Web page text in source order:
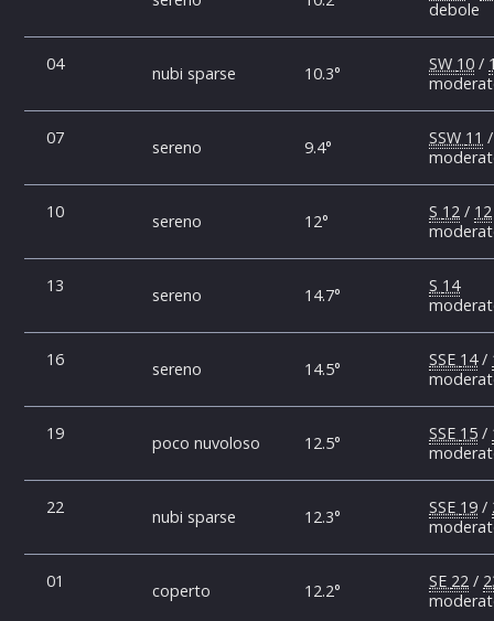
debole
04 nubi sparse 10.3° SW 10 /
07 sereno 9.4° SSW 11
10 sereno 12° S 12 / 12
13 sereno 14.7° S 14
16 sereno 14.5° SSE 14 /
19 poco nuvoloso 12.5° SSE 15 /
22 nubi sparse 12.3° SSE 19 /
01 coperto 12.2° SE 22 /